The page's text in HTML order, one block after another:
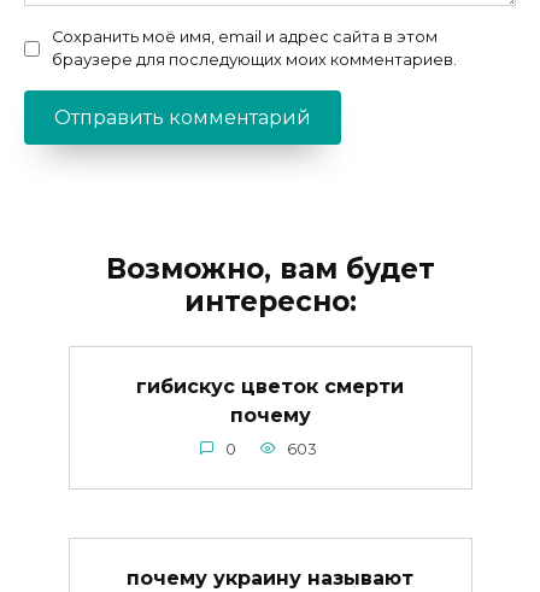
Сохранить моё имя, email и адрес сайта в этом
браузере для последующих моих комментариев.
Возможно, вам будет
интересно:
гибискус цветок смерти
почему
0 603
почему украину называют